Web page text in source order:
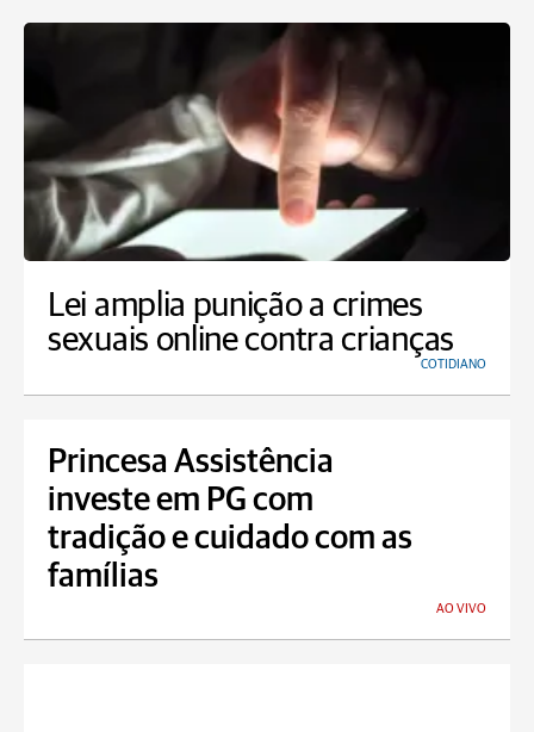
Lei amplia punição a crimes
sexuais online contra crianças
COTIDIANO
Princesa Assistência
investe em PG com
tradição e cuidado com as
famílias
AO VIVO